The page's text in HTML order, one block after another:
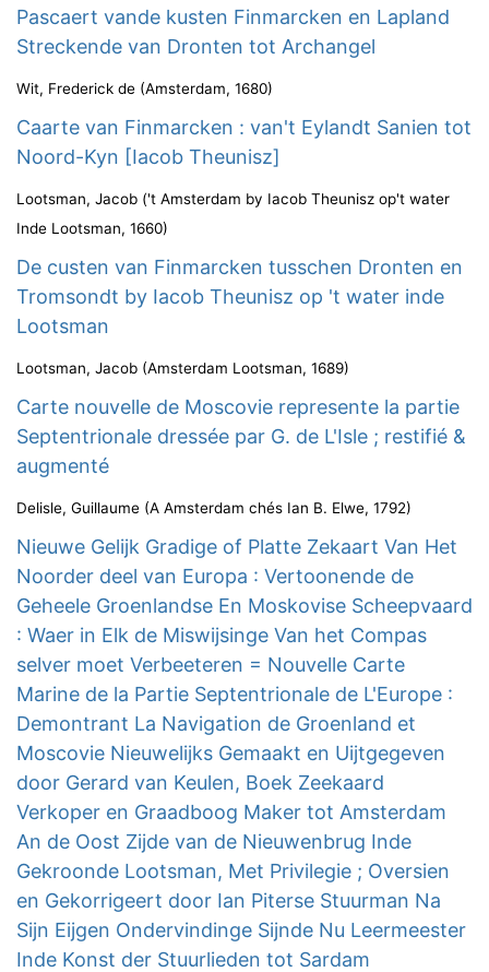
Pascaert vande kusten Finmarcken en Lapland
Streckende van Dronten tot Archangel
Wit, Frederick de (Amsterdam, 1680)
Caarte van Finmarcken : van't Eylandt Sanien tot
Noord-Kyn [Iacob Theunisz]
Lootsman, Jacob ('t Amsterdam by Iacob Theunisz op't water
Inde Lootsman, 1660)
De custen van Finmarcken tusschen Dronten en
Tromsondt by Iacob Theunisz op 't water inde
Lootsman
Lootsman, Jacob (Amsterdam Lootsman, 1689)
Carte nouvelle de Moscovie represente la partie
Septentrionale dressée par G. de L'Isle ; restifié &
augmenté
Delisle, Guillaume (A Amsterdam chés Ian B. Elwe, 1792)
Nieuwe Gelijk Gradige of Platte Zekaart Van Het
Noorder deel van Europa : Vertoonende de
Geheele Groenlandse En Moskovise Scheepvaard
: Waer in Elk de Miswijsinge Van het Compas
selver moet Verbeeteren = Nouvelle Carte
Marine de la Partie Septentrionale de L'Europe :
Demontrant La Navigation de Groenland et
Moscovie Nieuwelijks Gemaakt en Uijtgegeven
door Gerard van Keulen, Boek Zeekaard
Verkoper en Graadboog Maker tot Amsterdam
An de Oost Zijde van de Nieuwenbrug Inde
Gekroonde Lootsman, Met Privilegie ; Oversien
en Gekorrigeert door Ian Piterse Stuurman Na
Sijn Eijgen Ondervindinge Sijnde Nu Leermeester
Inde Konst der Stuurlieden tot Sardam